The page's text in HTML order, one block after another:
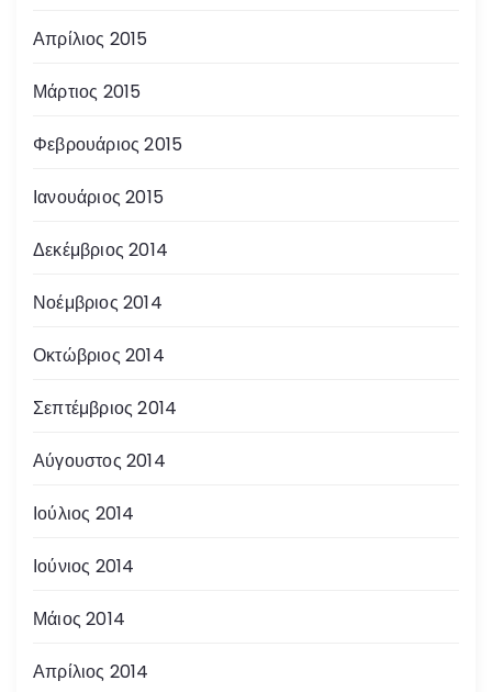
Απρίλιος 2015
Μάρτιος 2015
Φεβρουάριος 2015
Ιανουάριος 2015
Δεκέμβριος 2014
Νοέμβριος 2014
Οκτώβριος 2014
Σεπτέμβριος 2014
Αύγουστος 2014
Ιούλιος 2014
Ιούνιος 2014
Μάιος 2014
Απρίλιος 2014